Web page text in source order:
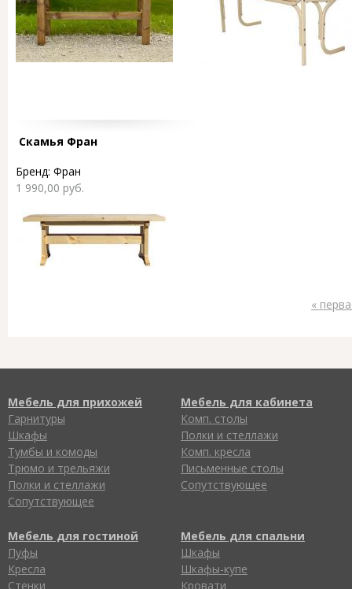
Скамья Фран
Бренд: Фран
1 990,00 руб.
«
Мебель для прихожей
Гарнитуры
Шкафы
Тумбы и комоды
Трюмо и трельяжи
Полки и стеллажи
Сопутствующее
Мебель для кабинета
Комп. столы
Полки и стеллажи
Комп. кресла
Письменные столы
Сопутствующее
Мебель для гостиной
Пуфы
Кресла
Стенки
Мебель для спальни
Шкафы
Шкафы-купе
Кровати